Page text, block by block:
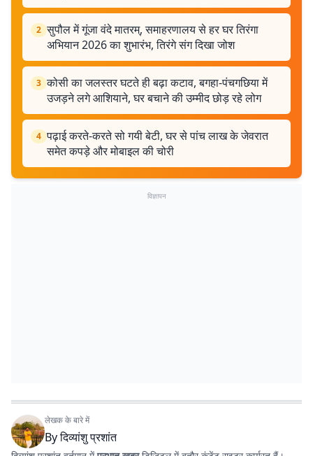
2 सुपौल में गूंजा वंदे मातरम्, समाहरणालय से हर घर तिरंगा
अभियान 2026 का शुभारंभ, तिरंगे संग दिखा जोश
3 कोसी का जलस्तर घटते ही बढ़ा कटाव, बगहा-पंचगछिया में
उजड़ने लगे आशियाने, घर बचाने की उम्मीद छोड़ रहे लोग
4 पढ़ाई करते-करते सो गयी बेटी, घर से पांच लाख के जेवरात
समेत कपड़े और मोबाइल की चोरी
विज्ञापन
लेखक के बारे में
Byदिव्यांशु प्रशांत